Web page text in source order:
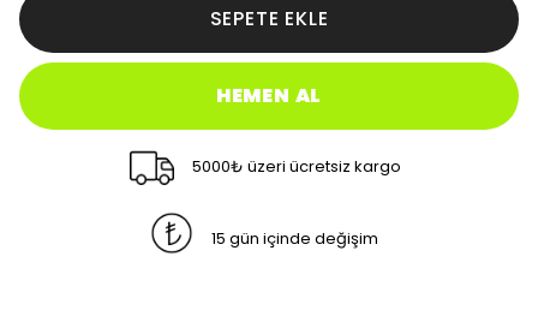
SEPETE EKLE
HEMEN AL
5000₺ üzeri ücretsiz kargo
15 gün içinde değişim